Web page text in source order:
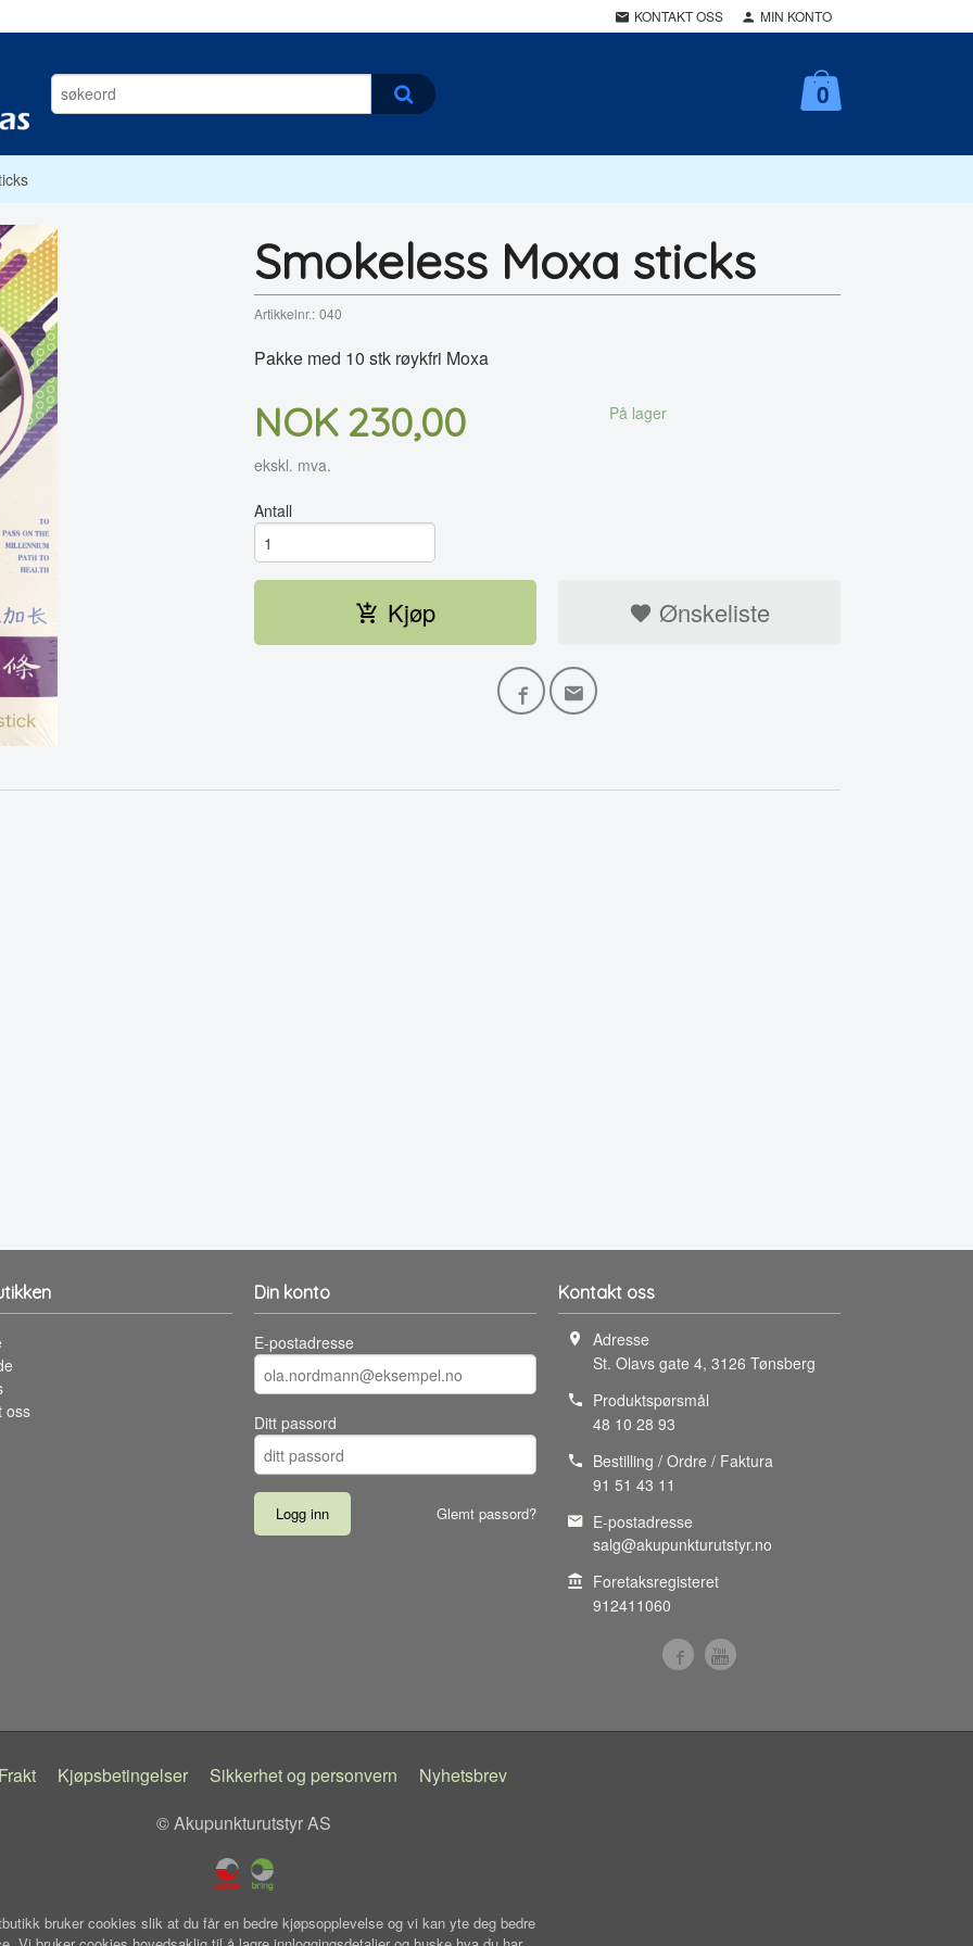
KONTAKT OSS MIN KONTO
0
Smokeless Moxa sticks
Artikkelnr.: 040
Pakke med 10 stk røykfri Moxa
Pris
NOK 230,00
ekskl. mva.
På lager
Antall
Kjøp Ønskeliste
oss
Din konto
E-postadresse
Ditt passord
Glemt passord?
Kontakt oss
Adresse
St. Olavs gate 4, 3126 Tønsberg
Produktspørsmål
48 10 28 93
Bestilling / Ordre / Faktura
91 51 43 11
E-postadresse
salg@akupunkturutstyr.no
Foretaksregisteret
912411060
Frakt Kjøpsbetingelser Sikkerhet og personvern
Nyhetsbrev
© Akupunkturutstyr AS
bruker cookies slik at du får en bedre kjøpsopplevelse og vi kan yte deg bedre